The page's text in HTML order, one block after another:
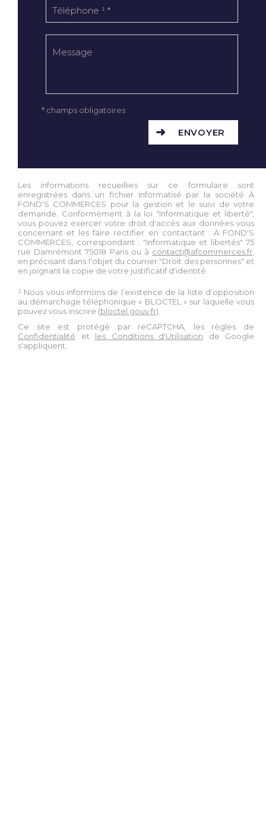
* champs obligatoires
ENVOYER
Les informations recueillies sur ce formulaire sont
enregistrées dans un fichier informatisé par la société À
FOND'S COMMERCES pour la gestion et le suivi de votre
demande. Conformément à la loi "Informatique et liberté",
vous pouvez exercer votre droit d'accès aux données vous
concernant et les faire rectifier en contactant : À FOND'S
COMMERCES, correspondant : "Informatique et libertés" 75
rue Damrémont 75018 Paris ou à contact@afcommerces.fr
en précisant dans l'objet du courrier "Droit des personnes" et
en joignant la copie de votre justificatif d'identité.
¹ Nous vous informons de l’existence de la liste d’opposition
au démarchage téléphonique « BLOCTEL » sur laquelle vous
pouvez vous inscrire (bloctel.gouv.fr).
Ce site est protégé par reCAPTCHA, les règles de
Confidentialité et les Conditions d'Utilisation de Google
s'appliquent.